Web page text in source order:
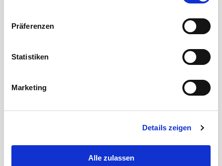
Einstellungen werden unseren Partnern gemeldet und
haben keinen Einfluss auf die Browserdaten. Weitere
Datenschutzerklärung
Präferenzen
Statistiken
Marketing
Details zeigen
Alle zulassen
Zulässige Betriebstemperatur
Klemme
Bauform gerade